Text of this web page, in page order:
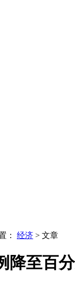
： 经济 > 文章
降至百